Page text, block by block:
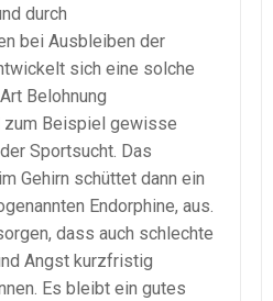
durch
bei Ausbleiben der
sich eine solche
Belohnung
zum Beispiel gewisse
Sportsucht. Das
Gehirn schüttet dann ein
Endorphine, aus.
dass auch schlechte
Angst kurzfristig
Es bleibt ein gutes